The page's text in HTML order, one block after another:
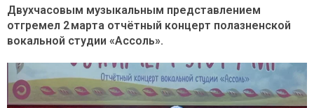
Двухчасовым музыкальным представлением
отгремел 2 марта отчётный концерт полазненской
вокальной студии «Ассоль».